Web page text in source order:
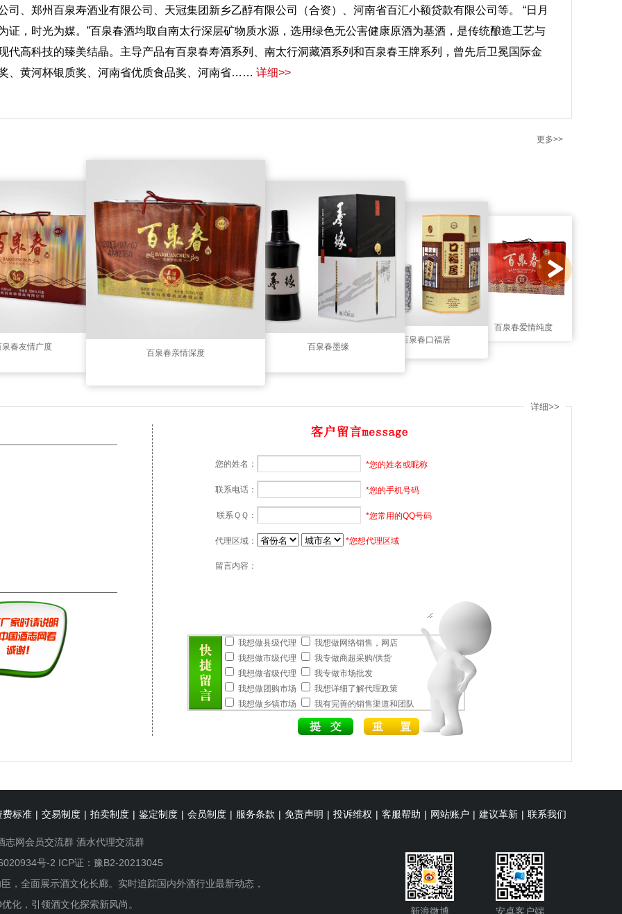
司、郑州百泉寿酒业有限公司、天冠集团新乡乙醇有限公司（合资）、河南省百汇小额贷款有限公司等。 “日月
证，时光为媒。”百泉春酒均取自南太行深层矿物质水源，选用绿色无公害健康原酒为基酒，是传统酿造工艺与
代高科技的臻美结晶。主导产品有百泉春寿酒系列、南太行洞藏酒系列和百泉春王牌系列，曾先后卫冕国际金
、黄河杯银质奖、河南省优质食品奖、河南省…… 详细>>
更多>>
泉春友情广度
百泉春亲情深度
百泉春墨缘
百泉春口福居
百泉春爱情纯度
详细>>
您的姓名： *您的姓名或昵称
联系电话： *您的手机号码
联系ＱＱ： *您常用的QQ号码
代理区域： *您想代理区域
留言内容：
我想做县级代理
我想做网络销售，网店
我想做市级代理
我专做商超采购/供货
我想做省级代理
我专做市场批发
我想做团购市场
我想详细了解代理政策
我想做乡镇市场
我有完善的销售渠道和团队
费标准 | 交易制度 | 拍卖制度 | 鉴定制度 | 会员制度 | 服务条款 | 免责声明 | 投诉维权 | 客服帮助 | 网站账户 | 建议革新 | 联系我们
志网会员交流群 酒水代理交流群
号-2 ICP证：豫B2-20213045
，全面展示酒文化长廊。实时追踪国内外酒行业最新动态，
化，引领酒文化探索新风尚。
新浪微博 安卓客户端